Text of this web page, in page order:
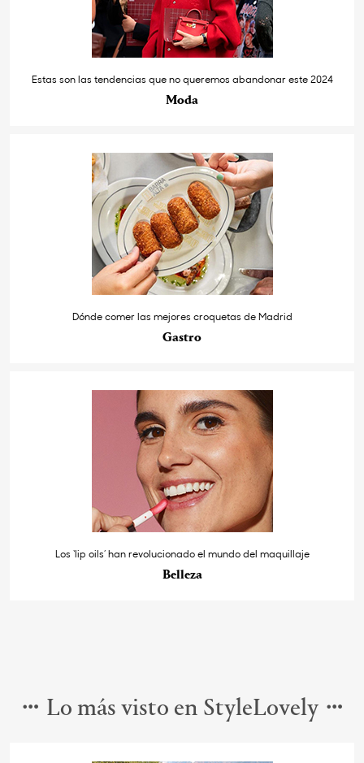
Estas son las tendencias que no queremos abandonar este 2024
Moda
Dónde comer las mejores croquetas de Madrid
Gastro
Los ‘lip oils’ han revolucionado el mundo del maquillaje
Belleza
Lo más visto en StyleLovely